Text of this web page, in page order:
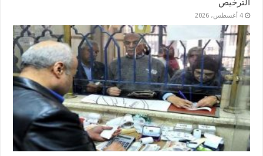
الترخيص
4 أغسطس، 2026